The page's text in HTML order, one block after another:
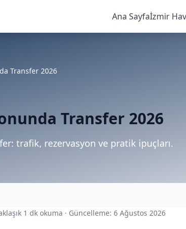
Ana Sayfaİzmir
Transfer 2026
Transfer 2026
trafik, rezervasyon ve pratik ipuçları.
1 dk okuma · Güncelleme: 6 Ağustos 2026